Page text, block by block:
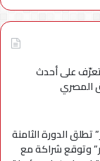
My
على أحدث
المصري
الدورة الثامنة
وتوقع شراكة مع